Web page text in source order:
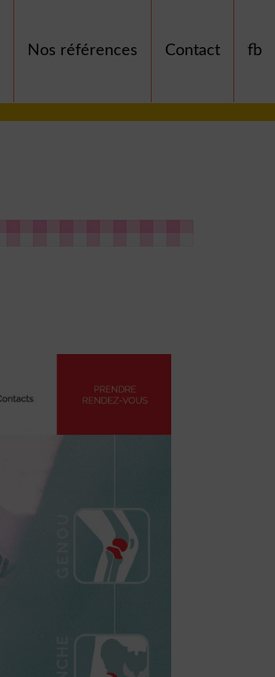
Nos références Contact fb